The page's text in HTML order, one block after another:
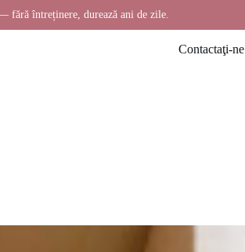
fără întreținere, durează ani de zile.
Contactaţi-ne